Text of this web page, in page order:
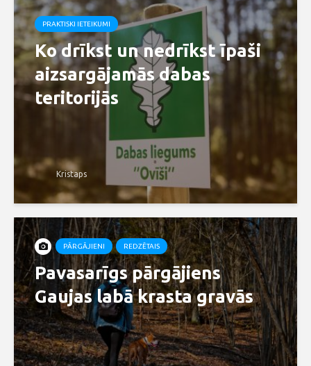
PRAKTISKI IETEIKUMI
Ko drīkst un nedrīkst īpaši
aizsargājamās dabas
teritorijās
Kristaps
PĀRGĀJIENI REDZĒTAIS
Pavasarīgs pārgājiens
Gaujas labā krasta gravās